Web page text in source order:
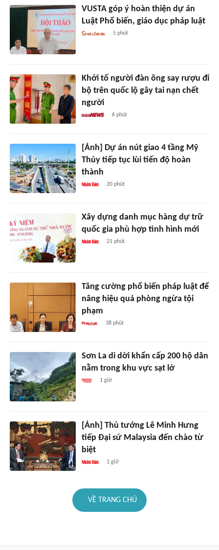
VUSTA góp ý hoàn thiện dự án
Luật Phổ biến, giáo dục pháp luật
5 phút
Khởi tố người đàn ông say rượu đi
bộ trên quốc lộ gây tai nạn chết
người
6 phút
[Ảnh] Dự án nút giao 4 tầng Mỹ
Thủy tiếp tục lùi tiến độ hoàn
thành
20 phút
Xây dựng danh mục hàng dự trữ
quốc gia phù hợp tình hình mới
21 phút
Tăng cường phổ biến pháp luật để
nâng hiệu quả phòng ngừa tội
phạm
38 phút
Sơn La di dời khẩn cấp 200 hộ dân
nằm trong khu vực sạt lở
1 giờ
[Ảnh] Thủ tướng Lê Minh Hưng
tiếp Đại sứ Malaysia đến chào từ
biệt
1 giờ
VỀ TRANG CHỦ